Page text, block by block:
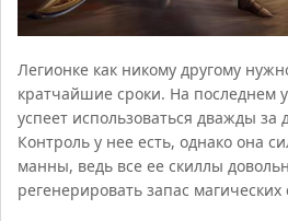
Легионке как никому другому
кратчайшие сроки. На последнем
успеет использоваться дважды за
Контроль у нее есть, однако она
манны, ведь все ее скиллы
регенерировать запас